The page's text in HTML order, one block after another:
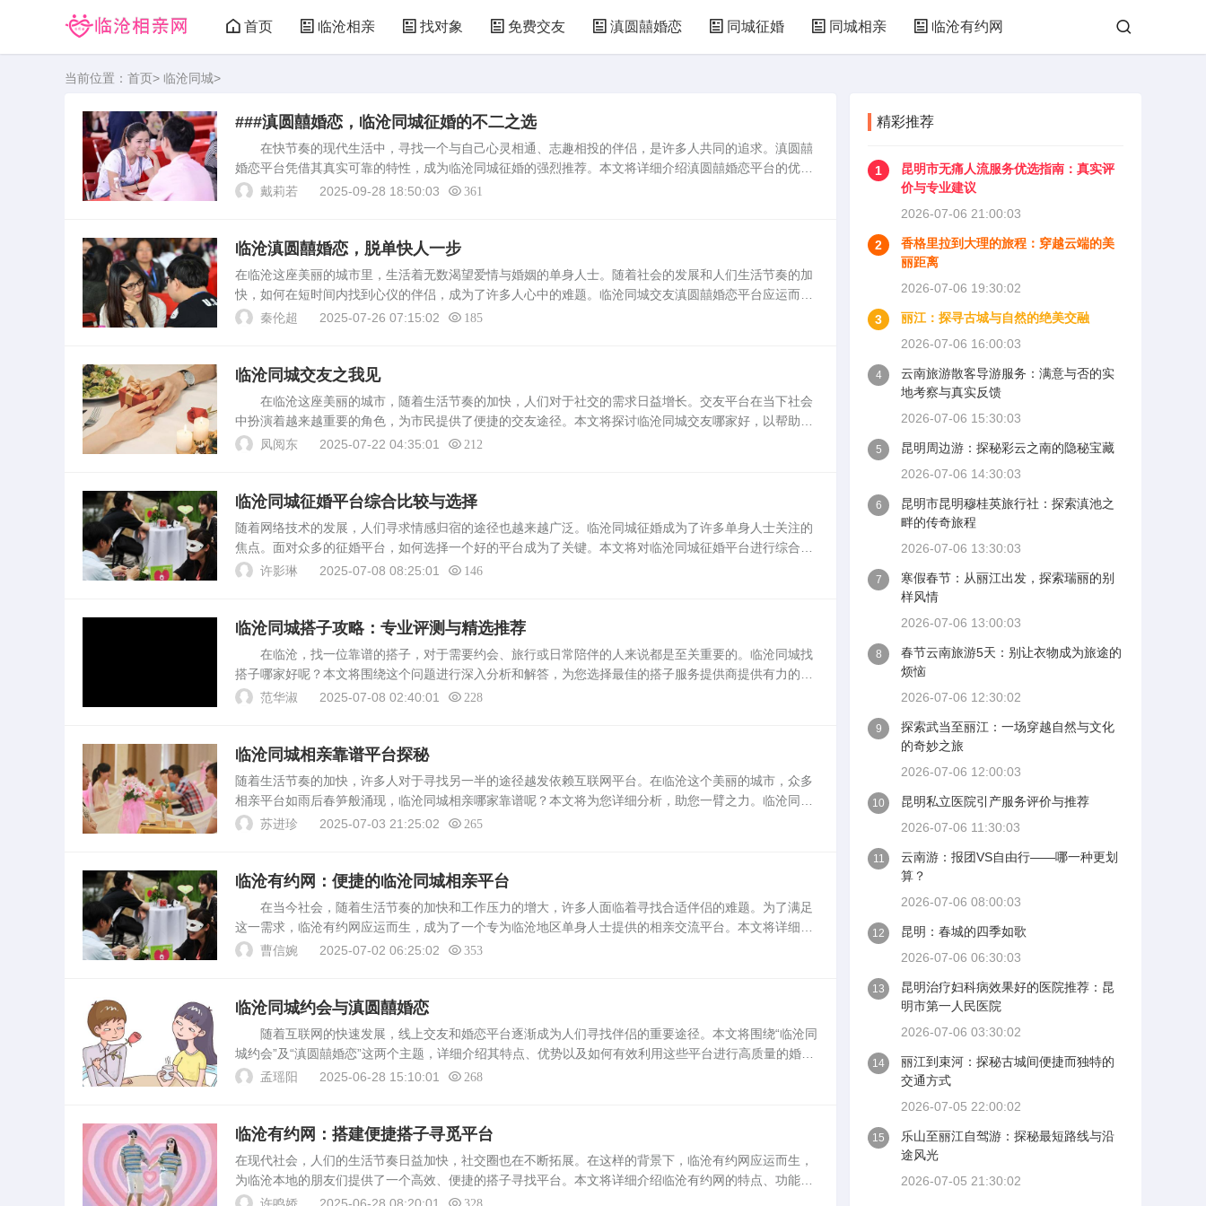
首页 临沧相亲 找对象 免费交友 滇圆囍婚恋 同城征婚 同城相亲 临沧有约网
当前位置： 首页> 临沧同城>
###滇圆囍婚恋，临沧同城征婚的不二之选
在快节奏的现代生活中，寻找一个与自己心灵相通、志趣相投的伴侣，是许多人共同的追求。滇圆囍
婚恋平台凭借其真实可靠的特性，成为临沧同城征婚的强烈推荐。本文将详细介绍滇圆囍婚恋平台的优
势，以及为何它是临沧地区征婚者的不二之选。滇圆囍婚恋平台概述滇圆囍婚恋是一个专注于本地征婚的
戴莉若 2025-09-28 18:50:03 361
临沧滇圆囍婚恋，脱单快人一步
在临沧这座美丽的城市里，生活着无数渴望爱情与婚姻的单身人士。随着社会的发展和人们生活节奏的加
快，如何在短时间内找到心仪的伴侣，成为了许多人心中的难题。临沧同城交友滇圆囍婚恋平台应运而
生，为单身人士提供了一个便捷、高效的交友平台，让脱单变得更快更简单。平台介绍临沧同城交友滇圆
秦伦超 2025-07-26 07:15:02 185
临沧同城交友之我见
在临沧这座美丽的城市，随着生活节奏的加快，人们对于社交的需求日益增长。交友平台在当下社会
中扮演着越来越重要的角色，为市民提供了便捷的交友途径。本文将探讨临沧同城交友哪家好，以帮助大
家选择合适的交友平台。临沧同城交友平台概览在临沧，常见的同城交友平台有：百合摇一摇、世纪佳
凤阅东 2025-07-22 04:35:01 212
临沧同城征婚平台综合比较与选择
随着网络技术的发展，人们寻求情感归宿的途径也越来越广泛。临沧同城征婚成为了许多单身人士关注的
焦点。面对众多的征婚平台，如何选择一个好的平台成为了关键。本文将对临沧同城征婚平台进行综合比
较，帮助您选择适合自己的平台。平台信誉度在选择征婚平台时，首先要考虑的是平台的信誉度。一个好
许影琳 2025-07-08 08:25:01 146
临沧同城搭子攻略：专业评测与精选推荐
在临沧，找一位靠谱的搭子，对于需要约会、旅行或日常陪伴的人来说都是至关重要的。临沧同城找
搭子哪家好呢？本文将围绕这个问题进行深入分析和解答，为您选择最佳的搭子服务提供商提供有力的参
考。行业概况在临沧地区，随着人们生活水平的提高和消费观念的转变，搭子服务逐渐受到关注。市场上
范华淑 2025-07-08 02:40:01 228
临沧同城相亲靠谱平台探秘
随着生活节奏的加快，许多人对于寻找另一半的途径越发依赖互联网平台。在临沧这个美丽的城市，众多
相亲平台如雨后春笋般涌现，临沧同城相亲哪家靠谱呢？本文将为您详细分析，助您一臂之力。临沧同城
相亲背景概述临沧，一个风景秀丽、文化底蕴深厚的城市，其独特的魅力吸引着越来越多的人在此安居乐
苏进珍 2025-07-03 21:25:02 265
临沧有约网：便捷的临沧同城相亲平台
在当今社会，随着生活节奏的加快和工作压力的增大，许多人面临着寻找合适伴侣的难题。为了满足
这一需求，临沧有约网应运而生，成为了一个专为临沧地区单身人士提供的相亲交流平台。本文将详细介
绍临沧有约网的功能、特点以及其在实际生活中的作用。临沧有约网简介临沧有约网是一个致力于为临沧
曹信婉 2025-07-02 06:25:02 353
临沧同城约会与滇圆囍婚恋
随着互联网的快速发展，线上交友和婚恋平台逐渐成为人们寻找伴侣的重要途径。本文将围绕“临沧同
城约会”及“滇圆囍婚恋”这两个主题，详细介绍其特点、优势以及如何有效利用这些平台进行高质量的婚恋
约会。临沧同城约会的特色与优势临沧同城约会作为一个地方性的交友平台，具有以下几个显著特色与优
孟瑶阳 2025-06-28 15:10:01 268
临沧有约网：搭建便捷搭子寻觅平台
在现代社会，人们的生活节奏日益加快，社交圈也在不断拓展。在这样的背景下，临沧有约网应运而生，
为临沧本地的朋友们提供了一个高效、便捷的搭子寻找平台。本文将详细介绍临沧有约网的特点、功能以
及其在实际生活中的作用。临沧有约网简介临沧有约网是一个专注于临沧本地搭子寻找的在线平台。该网
328
精彩推荐
1
昆明市无痛人流服务优选指南：真实评
价与专业建议
2026-07-06 21:00:03
2
香格里拉到大理的旅程：穿越云端的美
丽距离
2026-07-06 19:30:02
3
丽江：探寻古城与自然的绝美交融
2026-07-06 16:00:03
4
云南旅游散客导游服务：满意与否的实
地考察与真实反馈
2026-07-06 15:30:03
5
昆明周边游：探秘彩云之南的隐秘宝藏
2026-07-06 14:30:03
6
昆明市昆明穆桂英旅行社：探索滇池之
畔的传奇旅程
2026-07-06 13:30:03
7
寒假春节：从丽江出发，探索瑞丽的别
样风情
2026-07-06 13:00:03
8
春节云南旅游5天：别让衣物成为旅途的
烦恼
2026-07-06 12:30:02
9
探索武当至丽江：一场穿越自然与文化
的奇妙之旅
2026-07-06 12:00:03
10
昆明私立医院引产服务评价与推荐
2026-07-06 11:30:03
11
云南游：报团VS自由行——哪一种更划
算？
2026-07-06 08:00:03
12
昆明：春城的四季如歌
2026-07-06 06:30:03
13
昆明治疗妇科病效果好的医院推荐：昆
明市第一人民医院
2026-07-06 03:30:02
14
丽江到束河：探秘古城间便捷而独特的
交通方式
2026-07-05 22:00:02
15
乐山至丽江自驾游：探秘最短路线与沿
途风光
2026-07-05 21:30:02